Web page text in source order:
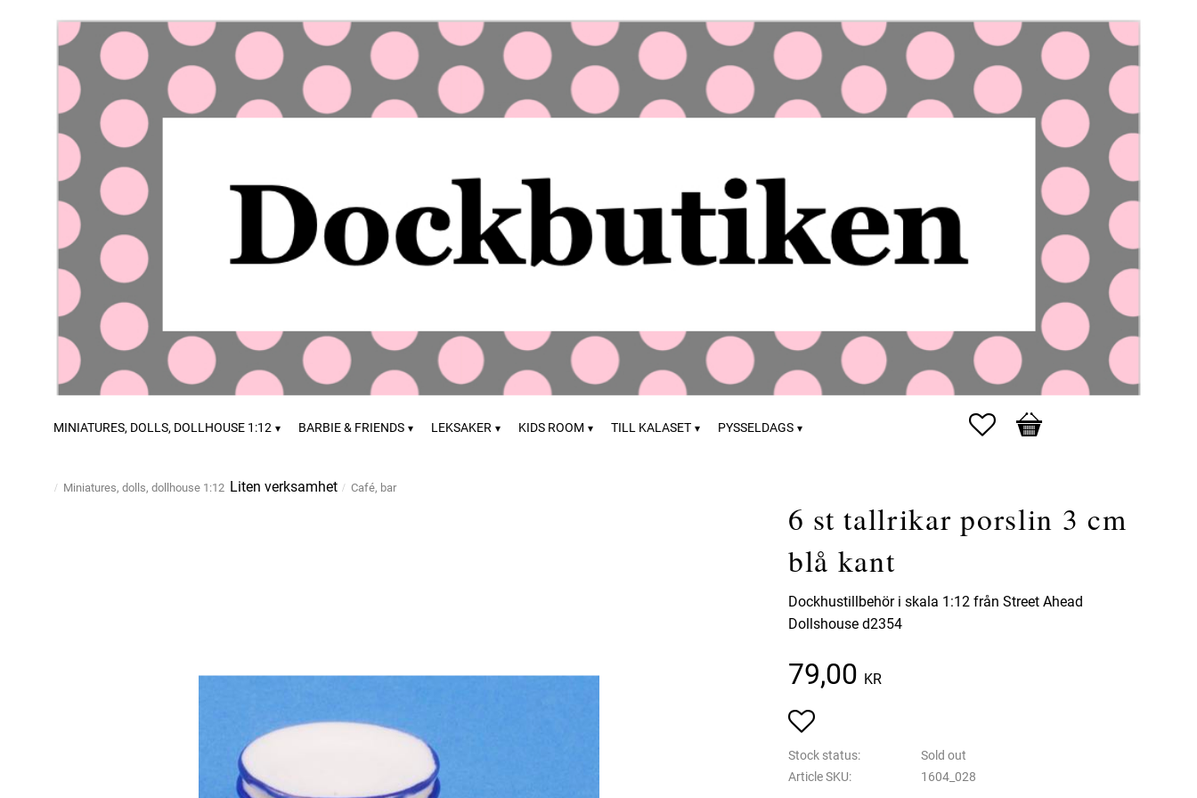
MINIATURES, DOLLS, DOLLHOUSE 1:12 BARBIE & FRIENDS LEKSAKER KIDS ROOM TILL KALASET PYSSELDAGS Favorites
Basket
Miniatures, dolls, dollhouse 1:12 Liten verksamhet Café, bar
6 st tallrikar porslin 3 cm
blå kant
Dockhustillbehör i skala 1:12 från Street Ahead
Dollshouse d2354
79,00 KR
Add to favorites
Stock status
Sold out
Article SKU
1604_028